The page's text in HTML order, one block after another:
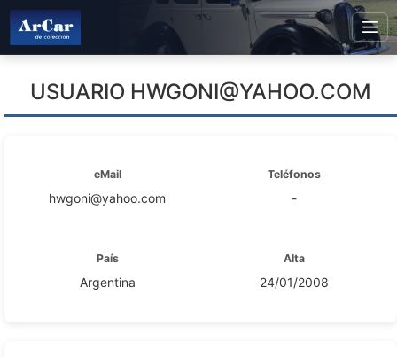
USUARIO HWGONI@YAHOO.COM
eMail
hwgoni@yahoo.com
Teléfonos
-
País
Argentina
Alta
24/01/2008